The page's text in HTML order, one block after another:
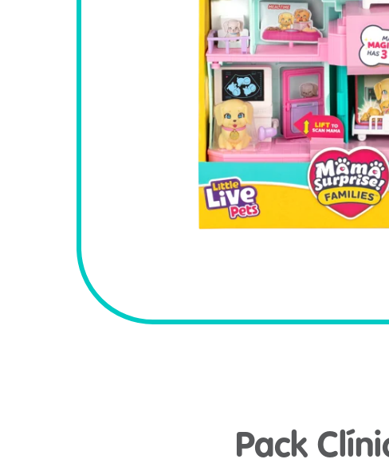
Pack